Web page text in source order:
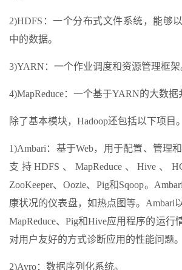
2)HDFS：一个分布式文件系统，能够
中的数据。
3)YARN：一个作业调度和资源管理框架
4)MapReduce：一个基于YARN的大数据
除了基本模块，Hadoop还包括以下项目。
1)Ambari：基于Web，用于配置、管理和
支持HDFS、MapReduce、Hive、
ZooKeeper、Oozie、Pig和Sqoop。
康状况的仪表盘，如热点图等。Ambari
MapReduce、Pig和Hive应用程序的运行
对用户友好的方式诊断应用的性能问题。
2)Avro：数据序列化系统。